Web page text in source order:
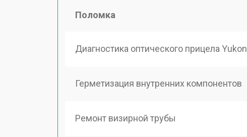
Поломка
Диагностика оптического прицела Yukon
Герметизация внутренних компонентов
Ремонт визирной трубы